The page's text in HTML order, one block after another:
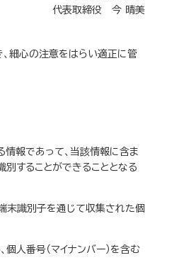
代表取締役 今 晴美
細心の注意をはらい適正に管
情報であって、当該情報に含ま
別することができることとなる
末識別子を通じて収集された個
人番号（マイナンバー）を含む